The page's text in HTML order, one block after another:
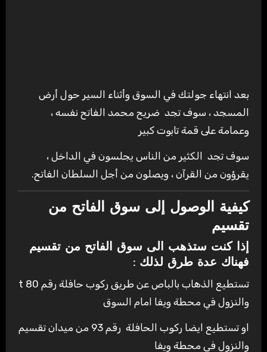
بعد انتهاء جولتك في السوق وأثناء السير حول أرض
المسجد ، سوف تجد ضريح محمد الفاتح نفسه ،
وعمامة على قمة تابوت كبير
سوف تجد الكثير من الناس يجلسون في الداخل ،
يقرؤون من القرآن ، ويصلون من أجل السلطان الفاتح.
كيفية الوصول إلى سوق الفاتح من
تقسيم
إذا كنت ستذهب الى سوق الفاتح من تقسيم
فهناك عدة طرق لذلك :
تستطيع الذهاب بالباص عن طريق ركوب حافلة رقم 80 t
والنزول في محطة ويفا امام السوق
او تستطيع ايضا ركوب الحافلة رقم 93 من ميدان تقسيم
والنزول في محطة ويفا